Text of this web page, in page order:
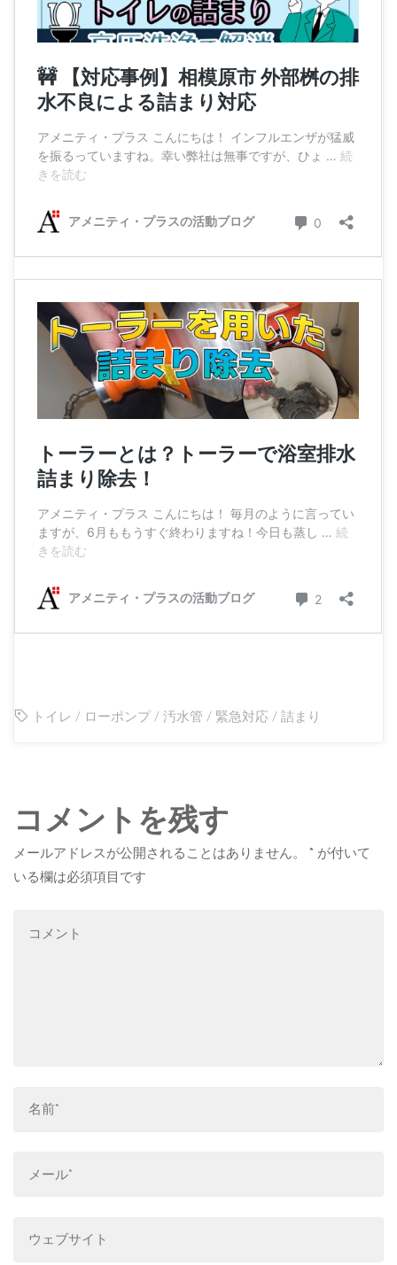
トイレ / ローポンプ/ 汚水管 / 緊急対応/ 詰まり
コメントを残す
メールアドレスが公開されることはありません。 * が付いて
いる欄は必須項目です